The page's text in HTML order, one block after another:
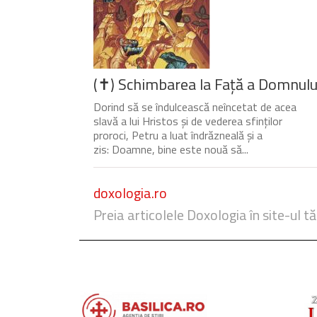
(✝) Schimbarea la Față a
Dorind să se îndulcească neîncetat de acea
slavă a lui Hristos și de vederea sfinților
proroci, Petru a luat îndrăzneală și a
zis: Doamne, bine este nouă să...
doxologia.ro
Preia articolele Doxologia în site-ul